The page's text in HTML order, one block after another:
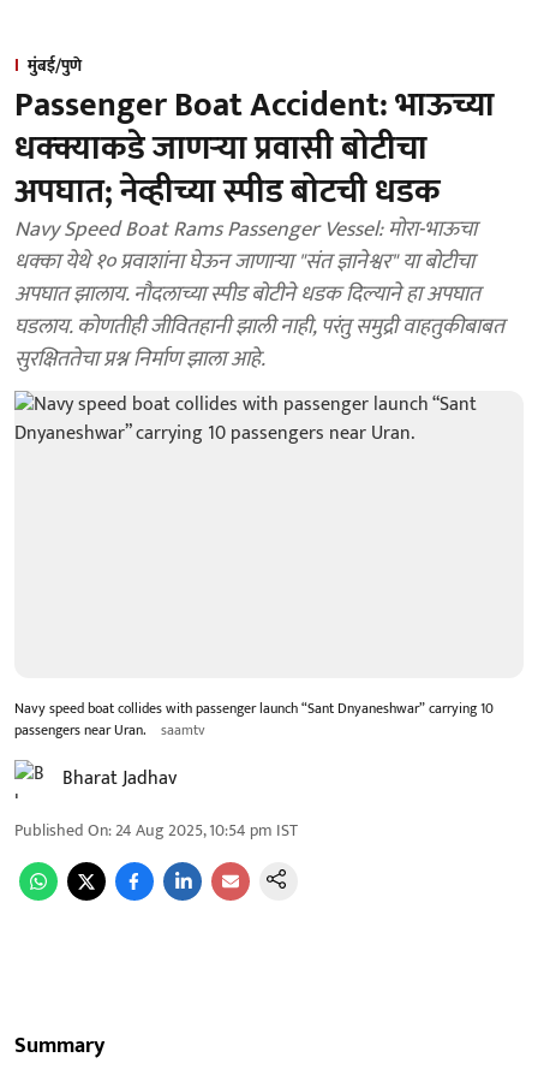
मुंबई/पुणे
Passenger Boat Accident: भाऊच्या
धक्क्याकडे जाणऱ्या प्रवासी बोटीचा
अपघात; नेव्हीच्या स्पीड बोटची धडक
Navy Speed Boat Rams Passenger Vessel: मोरा-भाऊचा
धक्का येथे १० प्रवाशांना घेऊन जाणाऱ्या "संत ज्ञानेश्वर" या बोटीचा
अपघात झालाय. नौदलाच्या स्पीड बोटीने धडक दिल्याने हा अपघात
घडलाय. कोणतीही जीवितहानी झाली नाही, परंतु समुद्री वाहतुकीबाबत
सुरक्षिततेचा प्रश्न निर्माण झाला आहे.
Navy speed boat collides with passenger launch “Sant Dnyaneshwar” carrying 10
passengers near Uran.
saamtv
Bharat Jadhav
Published On:24 Aug 2025, 10:54 pm IST
Summary